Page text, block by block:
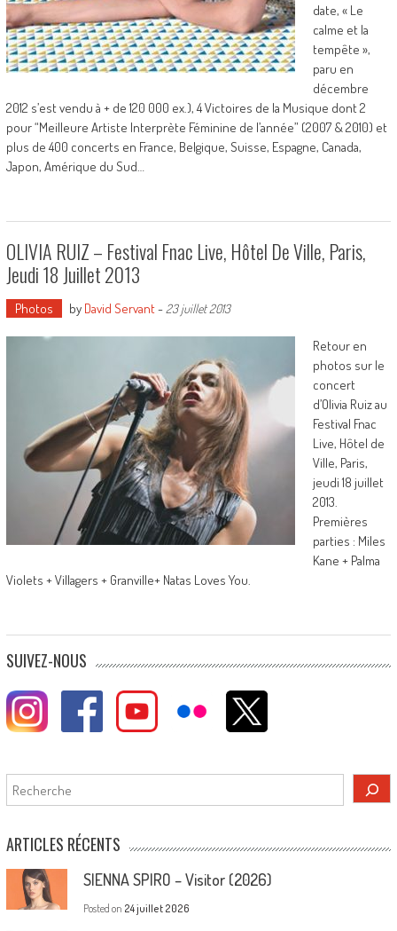
date, « Le
calme et la
tempête »,
paru en
décembre
2012 s’est vendu à + de 120 000 ex.), 4 Victoires de la Musique dont 2
pour “Meilleure Artiste Interprète Féminine de l’année” (2007 & 2010) et
plus de 400 concerts en France, Belgique, Suisse, Espagne, Canada,
Japon, Amérique du Sud…
OLIVIA RUIZ – Festival Fnac Live, Hôtel De Ville, Paris,
Jeudi 18 Juillet 2013
Photos by David Servant- 23 juillet 2013
Retour en
photos sur le
concert
d’Olivia Ruiz au
Festival Fnac
Live, Hôtel de
Ville, Paris,
jeudi 18 juillet
2013.
Premières
parties : Miles
Kane + Palma
Violets + Villagers + Granville+ Natas Loves You.
SUIVEZ-NOUS
Rechercher
ARTICLES RÉCENTS
SIENNA SPIRO – Visitor (2026)
Posted on 24 juillet 2026